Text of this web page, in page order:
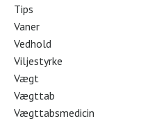
Tips
Vaner
Vedhold
Viljestyrke
Vægt
Vægttab
Vægttabsmedicin